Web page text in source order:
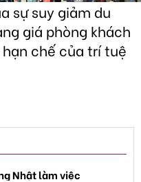
sự suy giảm du
giá phòng khách
chế của trí tuệ
Nhật làm việc